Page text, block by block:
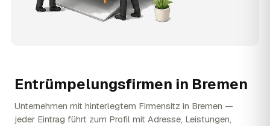
Entrümpelungsfirmen in Bremen
Unternehmen mit hinterlegtem Firmensitz in Bremen —
jeder Eintrag führt zum Profil mit Adresse, Leistungen,